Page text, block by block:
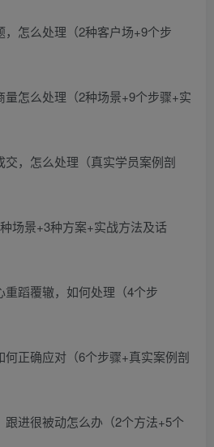
怎么处理（2种客户场+9个步
量怎么处理（2种场景+9个步骤+实
交，怎么处理（真实学员案例剖
场景+3种方案+实战方法及话
蹈覆辙，如何处理（4个步
何正确应对（6个步骤+真实案例剖
跟进很被动怎么办（2个方法+5个